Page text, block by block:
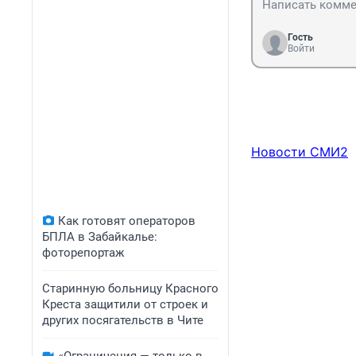
Как готовят операторов
БПЛА в Забайкалье:
фоторепортаж
Старинную больницу Красного
Креста защитили от строек и
других посягательств в Чите
Гость
Войти
Новости СМИ2